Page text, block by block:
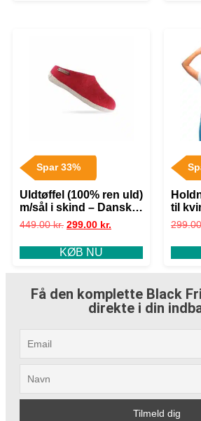
Spar 33%
Uldtøffel (100% ren uld)
m/sål i skind – Dansk
Design fra SHUS –
denim / 37
449.00kr. 299.00 kr.
KØB NU
til
Få den komplette Black
direkte i din